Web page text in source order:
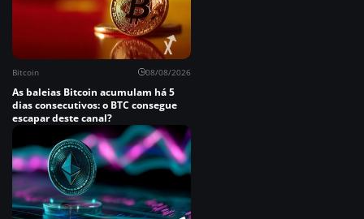
Bitcoin 08/08/2026
As baleias Bitcoin acumulam há 5
dias consecutivos: o BTC consegue
escapar deste canal?